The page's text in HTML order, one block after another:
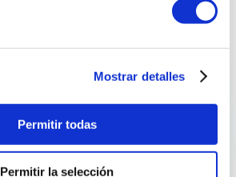
Mostrar detalles
Permitir todas
Permitir la selección